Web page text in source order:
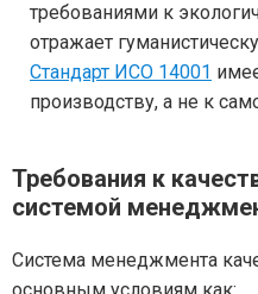
требованиями к
отражает
Стандарт ИСО 14001
производству, а не к
Требования к
системой
Система менеджмента